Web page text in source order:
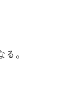
。